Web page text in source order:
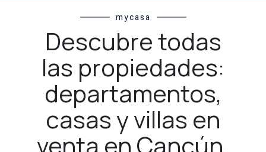
mycasa
Descubre todas
las propiedades:
departamentos,
casas y villas en
venta en Cancún,